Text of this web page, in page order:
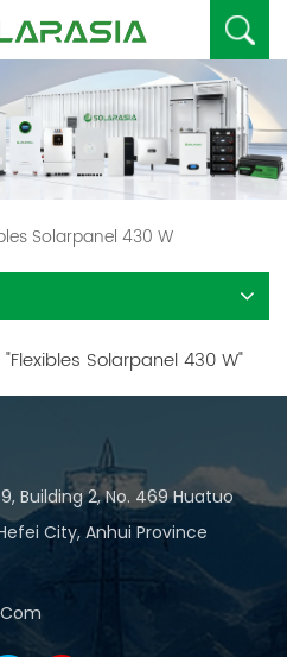
Solarpanel 430 W
Solarpanel 430 W"
Building 2, No. 469 Huatuo
City, Anhui Province